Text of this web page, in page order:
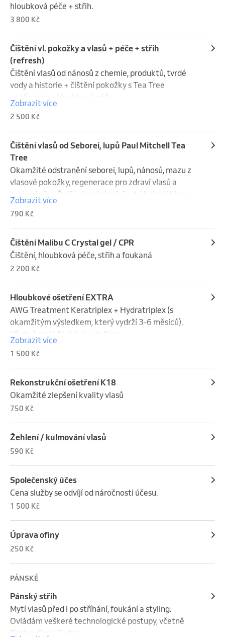
hloubková péče + střih.
3 800 Kč
Čištění vl. pokožky a vlasů + péče + střih
(refresh)
Čištění vlasů od nánosů z chemie, produktů, tvrdé
vody a historie + čištění pokožky s Tea Tree
peelingem + hloubková péče
Zobrazit více
2 500 Kč
Čištění vlasů od Seborei, lupů Paul Mitchell Tea
Tree
Okamžité odstranění seborei, lupů, nánosů, mazu z
vlasové pokožky, regenerace pro zdraví vlasů a
správný růst. Řeší i výpad vlasů, časté bolesti hlavy.
Zobrazit více
790 Kč
Čištění Malibu C Crystal gel / CPR
Čištění, hloubková péče, střih a foukaná
2 200 Kč
Hloubkové ošetření EXTRA
AWG Treatment Keratriplex + Hydratriplex (s
okamžitým výsledkem, který vydrží 3-6 měsíců).
Včetně mytí, foukání a stylingu.
Zobrazit více
1 500 Kč
Rekonstrukční ošetření K18
Okamžité zlepšení kvality vlasů
750 Kč
Žehlení / kulmování vlasů
590 Kč
Společenský účes
Cena služby se odvíjí od náročnosti účesu.
1 500 Kč
Úprava ofiny
250 Kč
PÁNSKÉ
Pánský střih
Mytí vlasů před i po stříhání, foukání a styling.
Ovládám veškeré technologické postupy, včetně
Barber, Crop, Fades,...